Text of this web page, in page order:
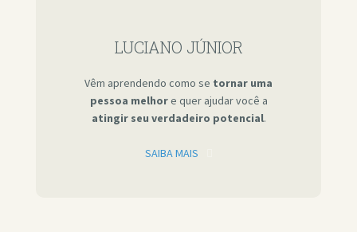
LUCIANO JÚNIOR
Vêm aprendendo como se tornar uma
pessoa melhore quer ajudar você a
atingir seu verdadeiro potencial.
SAIBA MAIS